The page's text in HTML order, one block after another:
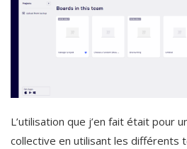
L’utilisation que j’en fait était pour
collective en utilisant les différents